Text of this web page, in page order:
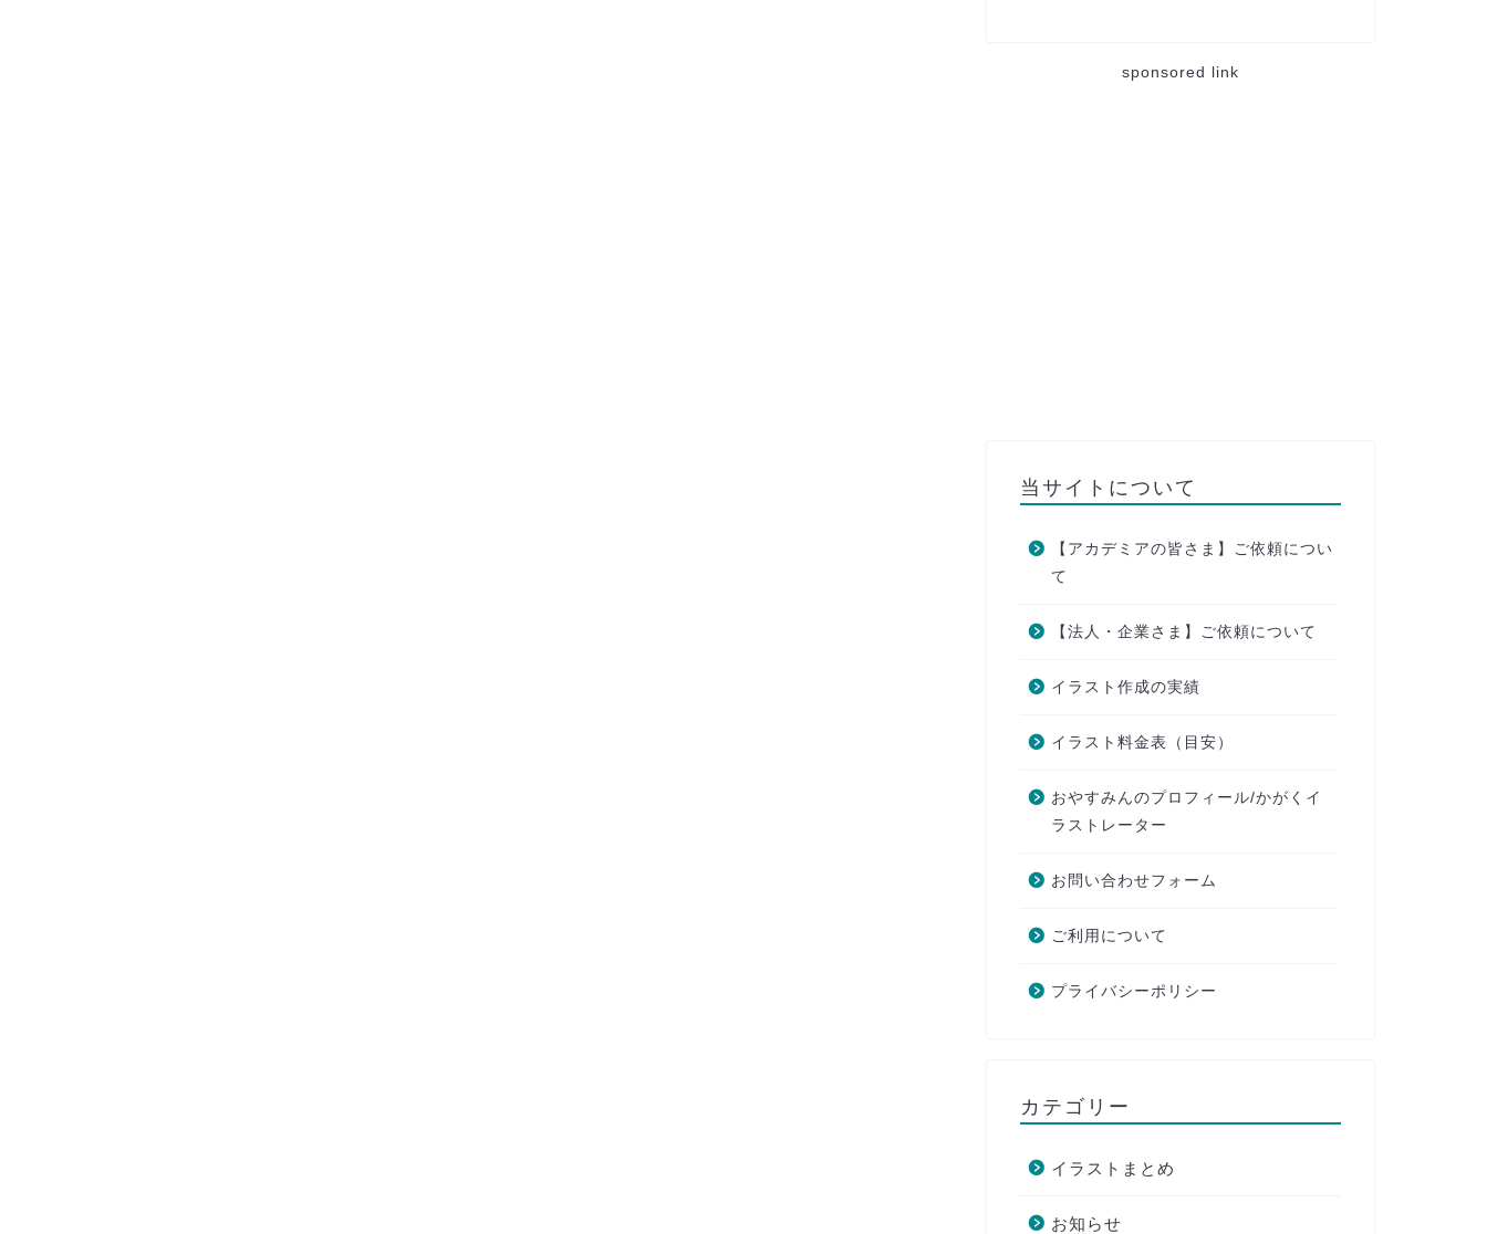
sponsored link
当サイトについて
【アカデミアの皆さま】ご依頼につい
て
【法人・企業さま】ご依頼について
イラスト作成の実績
イラスト料金表（目安）
おやすみんのプロフィール/かがくイ
ラストレーター
お問い合わせフォーム
ご利用について
プライバシーポリシー
カテゴリー
イラストまとめ
お知らせ